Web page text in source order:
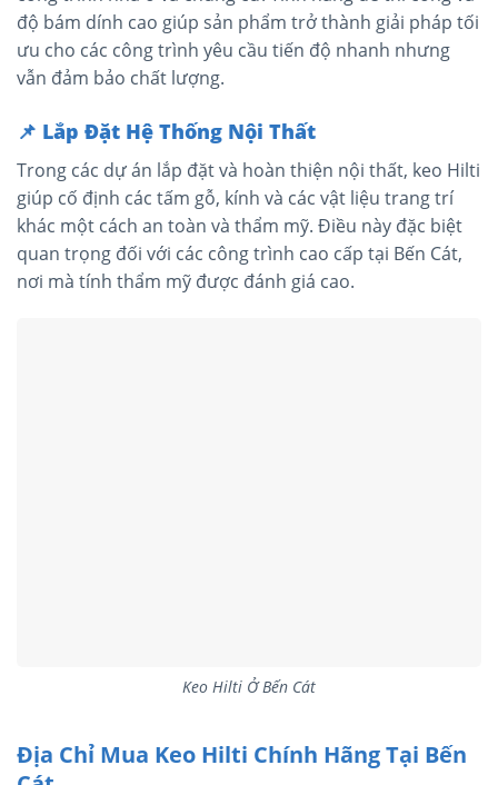
độ bám dính cao giúp sản phẩm trở thành giải pháp tối
ưu cho các công trình yêu cầu tiến độ nhanh nhưng
vẫn đảm bảo chất lượng.
📌 Lắp Đặt Hệ Thống Nội Thất
Trong các dự án lắp đặt và hoàn thiện nội thất, keo Hilti
giúp cố định các tấm gỗ, kính và các vật liệu trang trí
khác một cách an toàn và thẩm mỹ. Điều này đặc biệt
quan trọng đối với các công trình cao cấp tại Bến Cát,
nơi mà tính thẩm mỹ được đánh giá cao.
Keo Hilti Ở Bến Cát
Địa Chỉ Mua Keo Hilti Chính Hãng Tại Bến